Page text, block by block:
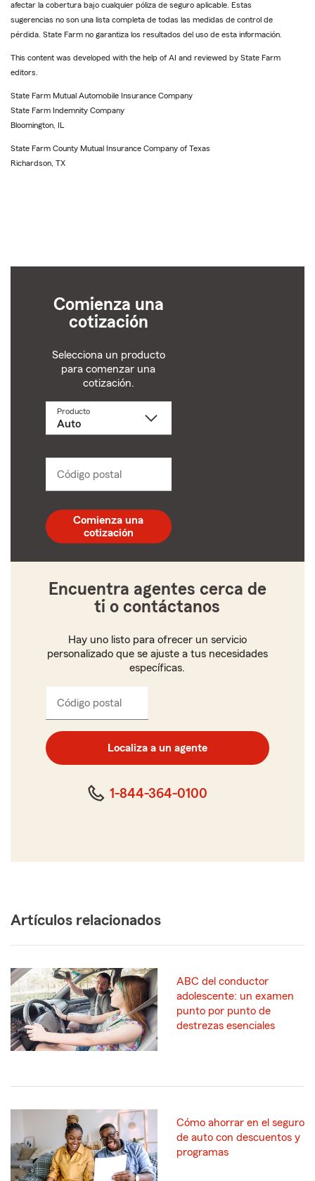
afectar la cobertura bajo cualquier póliza de seguro aplicable. Estas
sugerencias no son una lista completa de todas las medidas de control de
pérdida. State Farm no garantiza los resultados del uso de esta información.
This content was developed with the help of AI and reviewed by State Farm
editors.
State Farm Mutual Automobile Insurance Company
State Farm Indemnity Company
Bloomington, IL
State Farm County Mutual Insurance Company of Texas
Richardson, TX
Comienza una
cotización
Selecciona un producto
para comenzar una
cotización.
ProductoSelecciona
Código postal
postal
de
5
Comienza una
cotización
Encuentra agentes cerca de
ti o contáctanos
Hay uno listo para ofrecer un servicio
personalizado que se ajuste a tus necesidades
específicas.
Código postal
código
postal
de
cinco
Localiza a un agente
1-844-364-0100
Artículos relacionados
ABC del conductor
adolescente: un examen
punto por punto de
destrezas esenciales
Cómo ahorrar en el seguro
de auto con descuentos y
programas